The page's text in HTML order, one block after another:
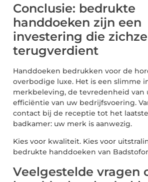
Conclusie: bedrukte
handdoeken zijn een
investering die
terugverdient
Handdoeken bedrukken voor de
overbodige luxe. Het is een slimme
merkbeleving, de tevredenheid van
efficiëntie van uw bedrijfsvoering.
contact bij de receptie tot het
badkamer: uw merk is aanwezig.
Kies voor kwaliteit. Kies voor
bedrukte handdoeken van
Veelgestelde vragen